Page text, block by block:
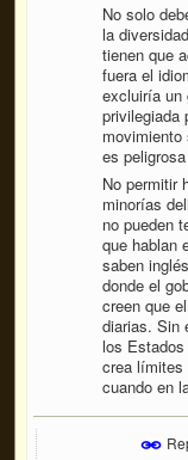
No solo
la
tienen que
fuera el
excluiría un
privilegiada
es
No permitir
minorías
no pueden
que hablan
saben
donde el
creen que
diarias. Sin
los
crea límites
cuando en